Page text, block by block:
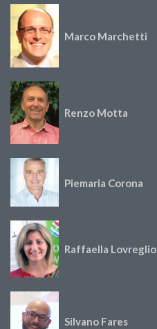
Marco Marchetti
Renzo Motta
Piemaria Corona
Raffaella Lovreglio
Silvano Fares